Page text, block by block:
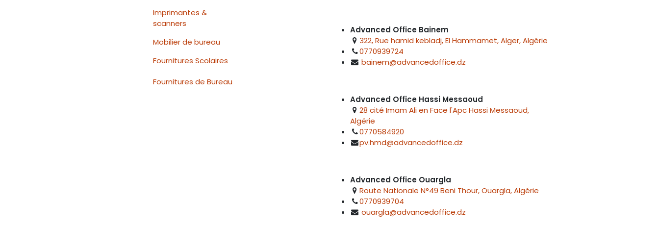
Imprimantes &
scanners
Mobilier de bureau
Fournitures Scolaires
Fournitures de Bureau
Advanced Office Bainem
322, Rue hamid kebladj, El Hammamet, Alger, Algérie
0770939724
bainem@advancedoffice.dz
Advanced Office Hassi Messaoud
28 cité Imam Ali en Face l'Apc Hassi Messaoud,
Algérie
0770584920
pv.hmd@advancedoffice.dz
Advanced Office Ouargla
Route Nationale N°49 Beni Thour, Ouargla, Algérie
0770939704
ouargla@advancedoffice.dz